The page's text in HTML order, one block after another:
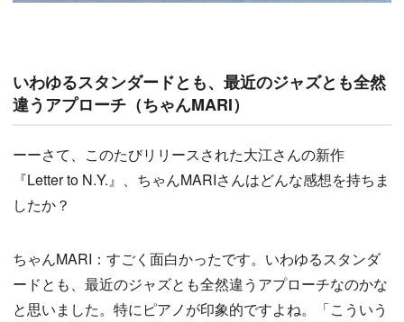
いわゆるスタンダードとも、最近のジャズとも全然
違うアプローチ（ちゃんMARI）
ーーさて、このたびリリースされた大江さんの新作
『Letter to N.Y.』、ちゃんMARIさんはどんな感想を持ちま
したか？
ちゃんMARI：すごく面白かったです。いわゆるスタンダ
ードとも、最近のジャズとも全然違うアプローチなのかな
と思いました。特にピアノが印象的ですよね。「こういう